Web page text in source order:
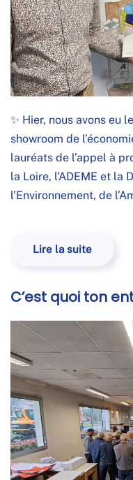
✨ Hier, nous avons eu
showroom de
lauréats de l’appel à
la Loire, l’ADEME et la
l’Environnement, de
Lire la suite
C’est quoi ton